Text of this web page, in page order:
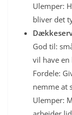
Ulemper:
bliver det
God til:
vil have
Fordele:
nemme at
Ulemper: